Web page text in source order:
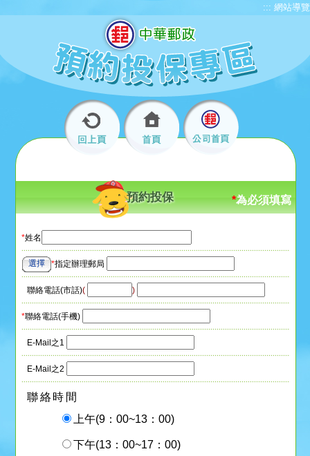
::: 網站導覽
預約投保 *為必須填寫
*姓名
*指定辦理郵局
選擇
聯絡電話(市話)( )
*聯絡電話(手機)
E-Mail之1
E-Mail之2
聯絡時間
上午(9：00~13：00)
下午(13：00~17：00)